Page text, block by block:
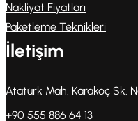
Nakliyat Fiyatları
Paketleme Teknikleri
İletişim
Atatürk Mah. Karakoç Sk.
+90 555 886 64 13